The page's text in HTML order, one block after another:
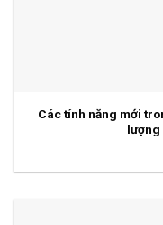
Các tính năng mới
lượng